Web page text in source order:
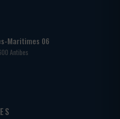
Maritimes 06
Antibes